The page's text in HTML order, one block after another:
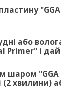
пластину
або
Primer" і
шаром
хвилини)